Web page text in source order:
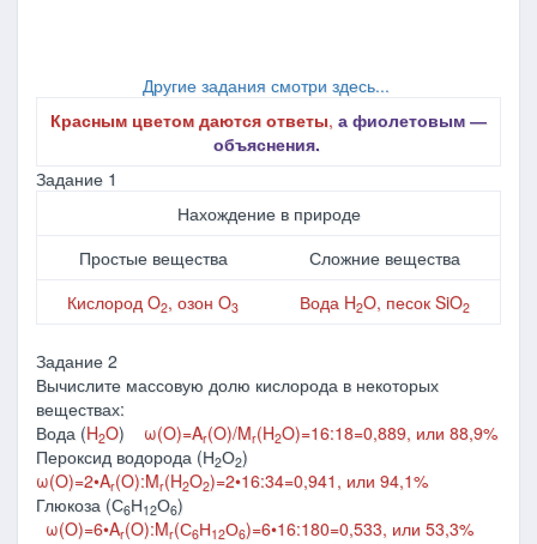
Другие задания смотри здесь...
Красным цветом даются ответы, а фиолетовым ―
объяснения.
Задание 1
Нахождение в природе
Простые вещества
Сложние вещества
Кислород O2, озон O3 Вода H2O, песок SiO2
Задание 2
Вычислите массовую долю кислорода в некоторых
веществах:
Вода (H2O) ω(O)=Ar(O)/Mr(H2O)=16:18=0,889, или 88,9%
Пероксид водорода (Н2О2)
ω(O)=2•Ar(O):Mr(H2O2)=2•16:34=0,941, или 94,1%
Глюкоза (С6Н12О6)
ω(O)=6•Ar(O):Mr(С6Н12О6)=6•16:180=0,533, или 53,3%